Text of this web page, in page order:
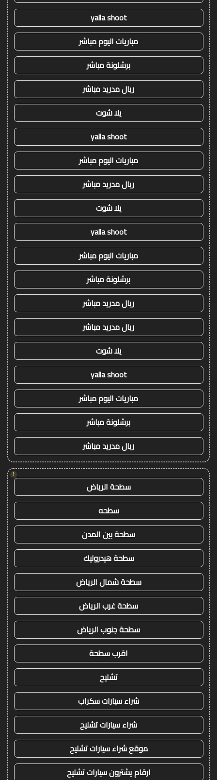
yalla shoot
مباريات اليوم مباشر
برشلونة مباشر
ريال مدريد مباشر
يلا شوت
yalla shoot
مباريات اليوم مباشر
ريال مدريد مباشر
يلا شوت
yalla shoot
مباريات اليوم مباشر
برشلونة مباشر
ريال مدريد مباشر
ريال مدريد مباشر
يلا شوت
yalla shoot
مباريات اليوم مباشر
برشلونة مباشر
ريال مدريد مباشر
!
سطحة الرياض
سطحه
سطحة بين المدن
سطحة هيدروليك
سطحة شمال الرياض
سطحة غرب الرياض
سطحة جنوب الرياض
اقرب سطحة
تشليح
شراء سيارات سكراب
شراء سيارات تشليح
موقع شراء سيارات تشليح
ارقام يشترون سيارات تشليح